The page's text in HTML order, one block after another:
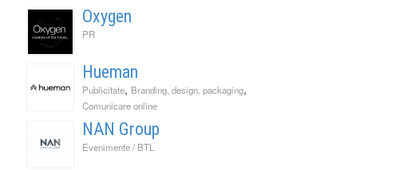
Oxygen
PR
Hueman
Publicitate, Branding, design, packaging,
Comunicare online
NAN Group
Evenimente / BTL